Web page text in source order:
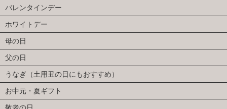
バレンタインデー
ホワイトデー
母の日
父の日
うなぎ（土用丑の日にもおすすめ）
お中元・夏ギフト
敬老の日